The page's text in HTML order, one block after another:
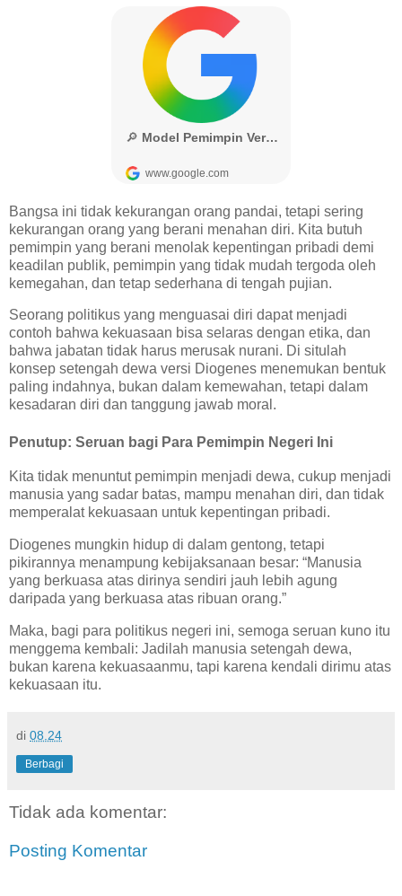
Bangsa ini tidak kekurangan orang pandai, tetapi sering
kekurangan orang yang berani menahan diri. Kita butuh
pemimpin yang berani menolak kepentingan pribadi demi
keadilan publik, pemimpin yang tidak mudah tergoda oleh
kemegahan, dan tetap sederhana di tengah pujian.
Seorang politikus yang menguasai diri dapat menjadi
contoh bahwa kekuasaan bisa selaras dengan etika, dan
bahwa jabatan tidak harus merusak nurani. Di situlah
konsep setengah dewa versi Diogenes menemukan bentuk
paling indahnya, bukan dalam kemewahan, tetapi dalam
kesadaran diri dan tanggung jawab moral.
Penutup: Seruan bagi Para Pemimpin Negeri Ini
Kita tidak menuntut pemimpin menjadi dewa, cukup menjadi
manusia yang sadar batas, mampu menahan diri, dan tidak
memperalat kekuasaan untuk kepentingan pribadi.
Diogenes mungkin hidup di dalam gentong, tetapi
pikirannya menampung kebijaksanaan besar: “Manusia
yang berkuasa atas dirinya sendiri jauh lebih agung
daripada yang berkuasa atas ribuan orang.”
Maka, bagi para politikus negeri ini, semoga seruan kuno itu
menggema kembali: Jadilah manusia setengah dewa,
bukan karena kekuasaanmu, tapi karena kendali dirimu atas
kekuasaan itu.
di 08.24
Berbagi
Tidak ada komentar:
Posting Komentar